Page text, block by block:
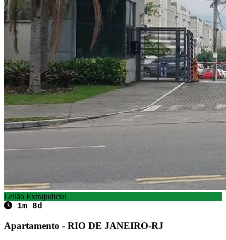
Leilão Extrajudicial
1m 8d
Apartamento - RIO DE JANEIRO-RJ